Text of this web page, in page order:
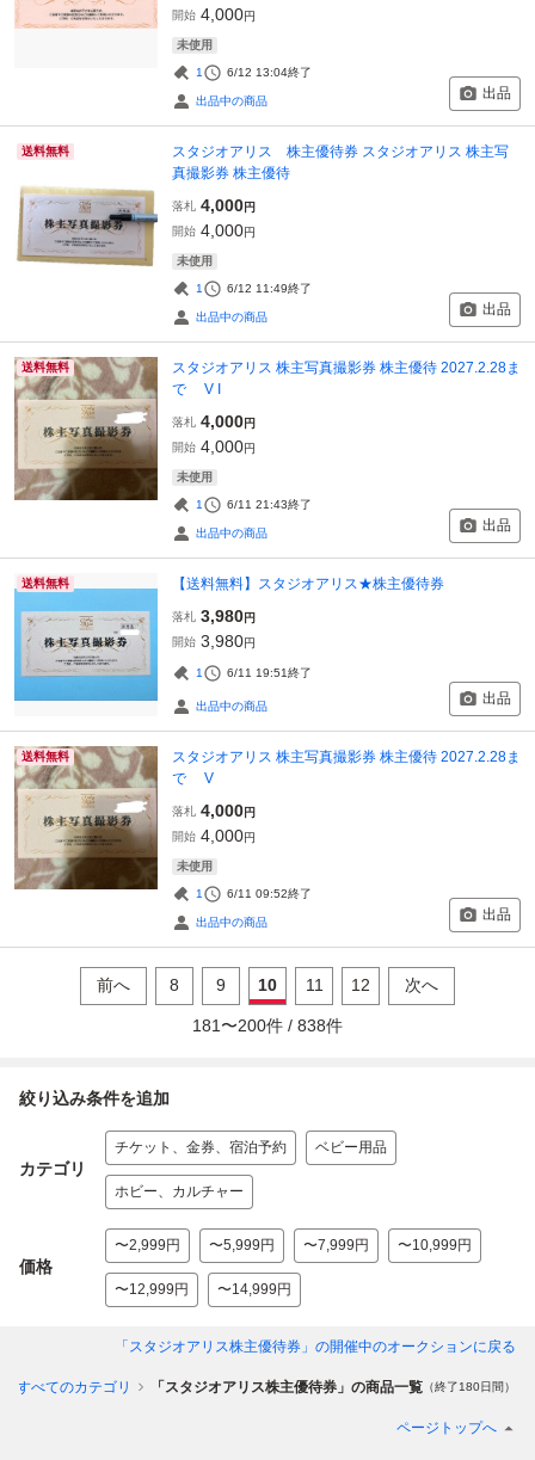
開始 4,000円
未使用
1 6/12 13:04終了
出品中の商品 出品
送料無料
スタジオアリス 株主優待券 スタジオアリス 株主写
真撮影券 株主優待
落札 4,000円
開始 4,000円
未使用
1 6/12 11:49終了
出品中の商品 出品
送料無料
スタジオアリス 株主写真撮影券 株主優待 2027.2.28ま
で V I
落札 4,000円
開始 4,000円
未使用
1 6/11 21:43終了
出品中の商品 出品
送料無料 【送料無料】スタジオアリス★株主優待券
落札 3,980円
開始 3,980円
1 6/11 19:51終了
出品中の商品 出品
送料無料
スタジオアリス 株主写真撮影券 株主優待 2027.2.28ま
で V
落札 4,000円
開始 4,000円
未使用
1 6/11 09:52終了
出品中の商品 出品
前へ 8 9 10 11 12 次へ
181 〜200件 / 838件
絞り込み条件を追加
カテゴリ
チケット、金券、宿泊予約 ベビー用品
ホビー、カルチャー
価格
〜2,999円 〜5,999円 〜7,999円 〜10,999円
〜12,999円 〜14,999円
「スタジオアリス株主優待券」 の開催中のオークションに戻る
すべてのカテゴリ 「スタジオアリス株主優待券」の商品一覧 （終了180日間）
ページトップへ